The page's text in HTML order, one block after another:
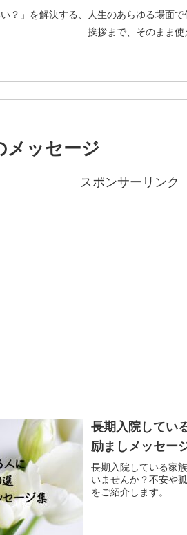
？」を解決する、人生のあらゆる場面
挨拶まで、そのまま
メッセージ
スポンサーリンク
長期入院してい
励ましメッセー
長期入院している家
いませんか？不安や
をご紹介します。